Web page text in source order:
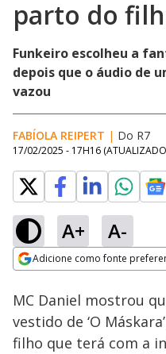
parto do
Funkeiro escolheu a
depois que o áudio de
vazou
FABÍOLA REIPERT | Do R7
17/02/2025 - 17H16
A+ A-
Adicione como fonte
Ativar
81.25%
MC Daniel mostrou
vestido de ‘O
filho que terá com a